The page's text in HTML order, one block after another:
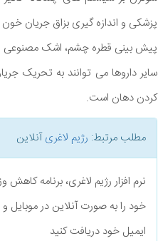
پزشکی و اندازه گیری بزاق جریان
پیش بینی قطره چشم، اشک
سایر داروها می توانند به تحریک
کردن دهان است.
مطلب مرتبط: رژیم لاغریآنلاین
نرم افزار رژیم لاغری، برنامه کاهش
خود را به صورت آنلاین در موبایل و
ایمیل خود دریافت کنید